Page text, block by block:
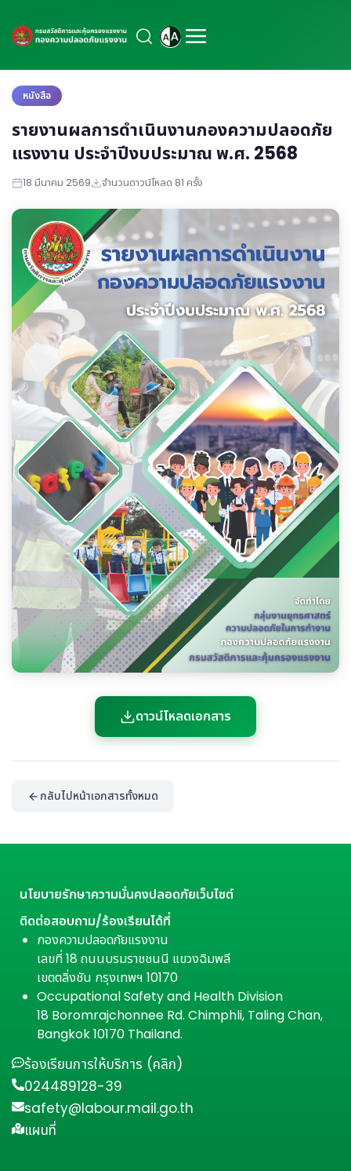
หนังสือ
รายงานผลการดำเนินงานกองความปลอดภัย
แรงงาน ประจำปีงบประมาณ พ.ศ. 2568
18 มีนาคม 2569 จำนวนดาวน์โหลด 81 ครั้ง
ดาวน์โหลดเอกสาร
กลับไปหน้าเอกสารทั้งหมด
นโยบายรักษาความมั่นคงปลอดภัยเว็บไซต์
ติดต่อสอบถาม/ร้องเรียนได้ที่
กองความปลอดภัยแรงงาน
เลขที่ 18 ถนนบรมราชชนนี แขวงฉิมพลี
เขตตลิ่งชัน กรุงเทพฯ 10170
Occupational Safety and Health Division
18 Boromrajchonnee Rd. Chimphli, Taling Chan,
Bangkok 10170 Thailand.
ร้องเรียนการให้บริการ (คลิก)
024489128-39
safety@labour.mail.go.th
แผนที่